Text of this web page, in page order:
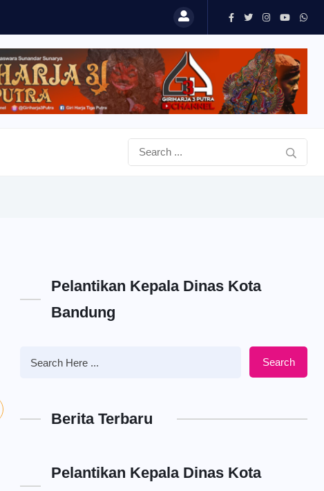
Pelantikan Kepala Dinas Kota
Bandung
Search
Berita Terbaru
Pelantikan Kepala Dinas Kota